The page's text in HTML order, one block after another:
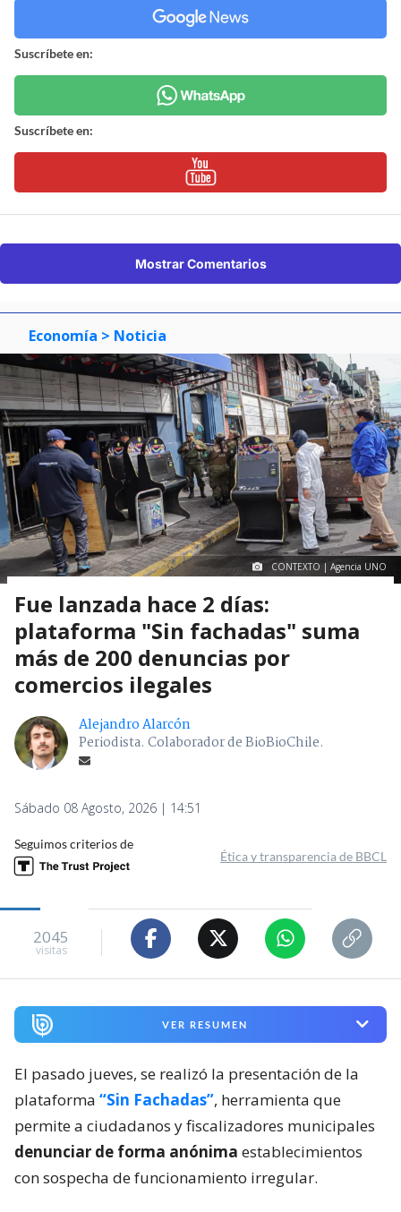
Suscríbete en:
Suscríbete en:
Mostrar Comentarios
Economía > Noticia
CONTEXTO | Agencia UNO
Fue lanzada hace 2 días:
plataforma "Sin fachadas" suma
más de 200 denuncias por
comercios ilegales
Alejandro Alarcón
Periodista. Colaborador de BioBioChile.
Sábado 08 Agosto, 2026 | 14:51
Seguimos criterios de
Ética y transparencia de BBCL
2045
visitas
VER RESUMEN
El pasado jueves, se realizó la presentación de la
plataforma “Sin Fachadas”, herramienta que
permite a ciudadanos y fiscalizadores municipales
denunciar de forma anónima establecimientos
con sospecha de funcionamiento irregular.